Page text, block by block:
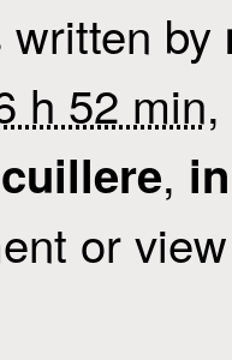
by
h 52 min
cuillere,
or